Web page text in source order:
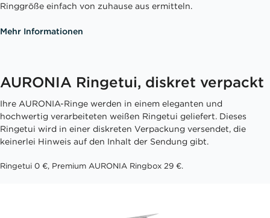
Ringgröße einfach von zuhause aus ermitteln.
Mehr Informationen
AURONIA Ringetui, diskret verpackt
Ihre AURONIA-Ringe werden in einem eleganten und
hochwertig verarbeiteten weißen Ringetui geliefert. Dieses
Ringetui wird in einer diskreten Verpackung versendet, die
keinerlei Hinweis auf den Inhalt der Sendung gibt.
Ringetui 0 €, Premium AURONIA Ringbox 29 €.